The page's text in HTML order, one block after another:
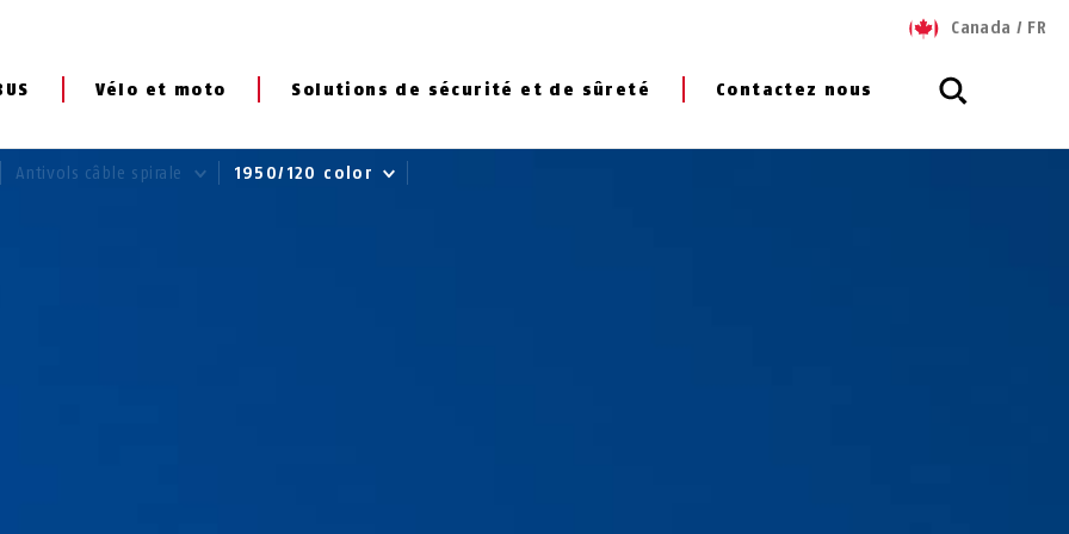
Vélo et moto Solutions de sécurité et de sûreté Contactez nous
Canada / FR
Antivols câble spirale 1950/120 color